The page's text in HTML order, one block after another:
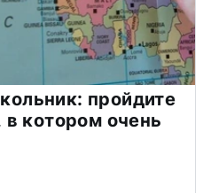
пройдите
в котором очень